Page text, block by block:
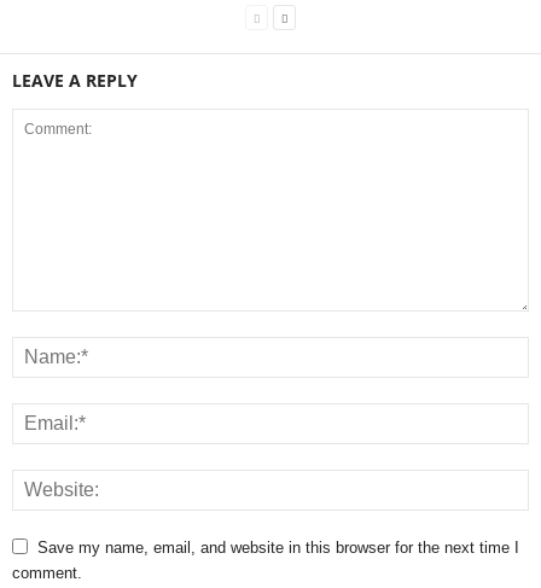
LEAVE A REPLY
Save my name, email, and website in this browser for the next time I
comment.